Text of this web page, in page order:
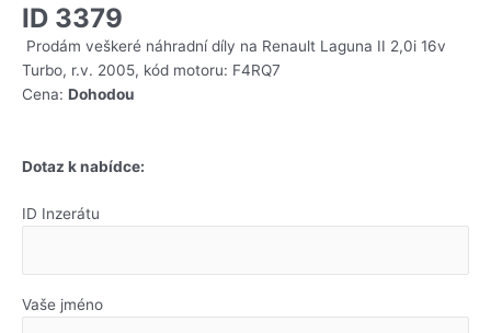
ID 3379
Prodám veškeré náhradní díly na Renault Laguna II 2,0i 16v
Turbo, r.v. 2005, kód motoru: F4RQ7
Cena: Dohodou
Dotaz k nabídce:
ID Inzerátu
Vaše jméno